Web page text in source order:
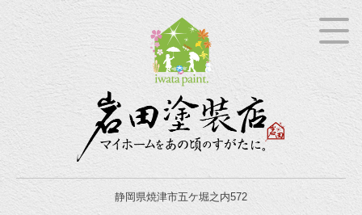
静岡県焼津市五ケ堀之内572